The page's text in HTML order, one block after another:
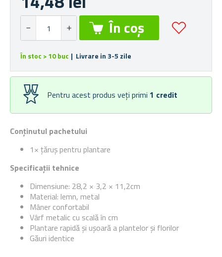
Conținutul pachetului
1× țăruș pentru plantare
Specificații tehnice
Dimensiune: 28,2 × 3,2 × 11,2cm
Material: lemn, metal
Mâner confortabil
Vârf metalic cu scală în cm
Plantare rapidă și ușoară a plantelor și florilor
Găuri identice
În stoc > 10 buc | Livrare in 3-5 zile
Pentru acest produs veți primi 1 credit